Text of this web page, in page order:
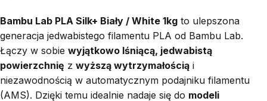
Bambu Lab PLA Silk+ Biały / White 1kg to ulepszona
generacja jedwabistego filamentu PLA od Bambu Lab.
Łączy w sobie wyjątkowo lśniącą, jedwabistą
powierzchnię z wyższą wytrzymałością i
niezawodnością w automatycznym podajniku filamentu
(AMS). Dzięki temu idealnie nadaje się do modeli